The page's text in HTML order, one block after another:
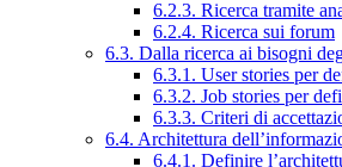
6.2.3. Ricerca tramite
6.2.4. Ricerca sui forum
6.3. Dalla ricerca ai bisogni
6.3.1. User stories per
6.3.2. Job stories per
6.3.3. Criteri di
6.4. Architettura
6.4.1. Definire